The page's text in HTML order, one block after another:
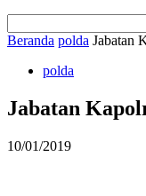
Beranda polda Jabatan
polda
Jabatan
10/01/2019